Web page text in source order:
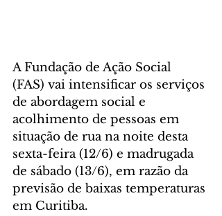
A Fundação de Ação Social
(FAS) vai intensificar os serviços
de abordagem social e
acolhimento de pessoas em
situação de rua na noite desta
sexta-feira (12/6) e madrugada
de sábado (13/6), em razão da
previsão de baixas temperaturas
em Curitiba.